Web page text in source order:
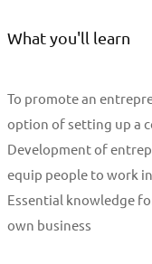
What you'll learn
To promote an
option of setting up a
Development of
equip people to work
Essential knowledge
own business